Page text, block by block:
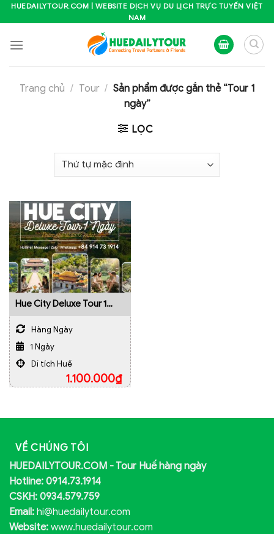
Skip
to
HUEDAILYTOUR.COM | WEBSITE DỊCH VỤ DU LỊCH TRỰC TUYẾN VIỆT
NAM
Trang chủ / Tour / Sản phẩm được gắn thẻ “Tour 1
ngày”
LỌC
Hue City Deluxe Tour 1
Ngày – Nhóm Nhỏ 12
Khách
1.100.000₫
Hàng Ngày
1 Ngày
Di tích Huế
VỀ CHÚNG TÔI
HUEDAILYTOUR.COM - Tour Huế hàng ngày
Hotline: 0914.73.1914
CSKH: 0934.579.759
Email: hi@huedailytour.com
Website: www.huedailytour.com